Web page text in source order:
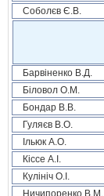
Соболєв Є.В.
Барвіненко В.Д.
Біловол О.М.
Бондар В.В.
Гуляєв В.О.
Ільюк А.О.
Кіссе А.І.
Кулініч О.І.
Ничипоренко В.М.